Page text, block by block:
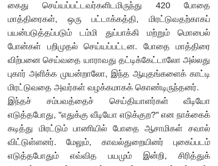
கைது செய்யப்பட்டவர்களிடமிருந்து 420 போதை
மாத்திரைகள், ஒரு பட்டாக்கத்தி, மிரட்டுவதற்காகப்
பயன்படுத்தப்படும் டம்மி துப்பாக்கி மற்றும் மொபைல்
போன்கள் பறிமுதல் செய்யப்பட்டன. போதை மாத்திரை
விற்பனை செய்வதை யாராவது தட்டிக்கேட்டாலோ அல்லது
புகார் அளிக்க முயன்றாலோ, இந்த ஆயுதங்களைக் காட்டி
மிரட்டுவதை அவர்கள் வழக்கமாகக் கொண்டிருந்தனர்.
இந்தச் சம்பவத்தைச் செய்தியாளர்கள் வீடியோ
எடுத்தபோது, "எதுக்கு வீடியோ எடுக்குற?" என நாக்கைக்
கடித்து மிரட்டும் பாணியில் போதை ஆசாமிகள் சவால்
விட்டுள்ளனர். மேலும், காவல்துறையினர் புகைப்படம்
எடுத்தபோதும் எவ்வித பயமும் இன்றி, சிரித்துக்